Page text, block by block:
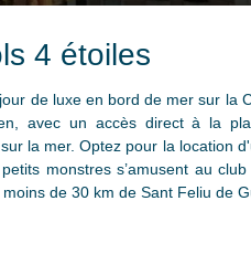
4 étoiles
de luxe en bord de mer sur la
avec un accès direct à la
la mer. Optez pour la location
monstres s’amusent au
de 30 km de Sant Feliu de